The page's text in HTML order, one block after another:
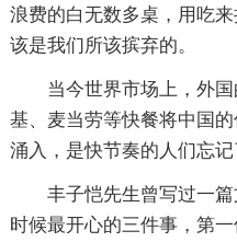
浪费的白无数多桌，用吃
该是我们所该摈弃的。
当今世界市场上，外
基、麦当劳等快餐将中国
涌入，是快节奏的人们忘记
丰子恺先生曾写过一
时候最开心的三件事，第